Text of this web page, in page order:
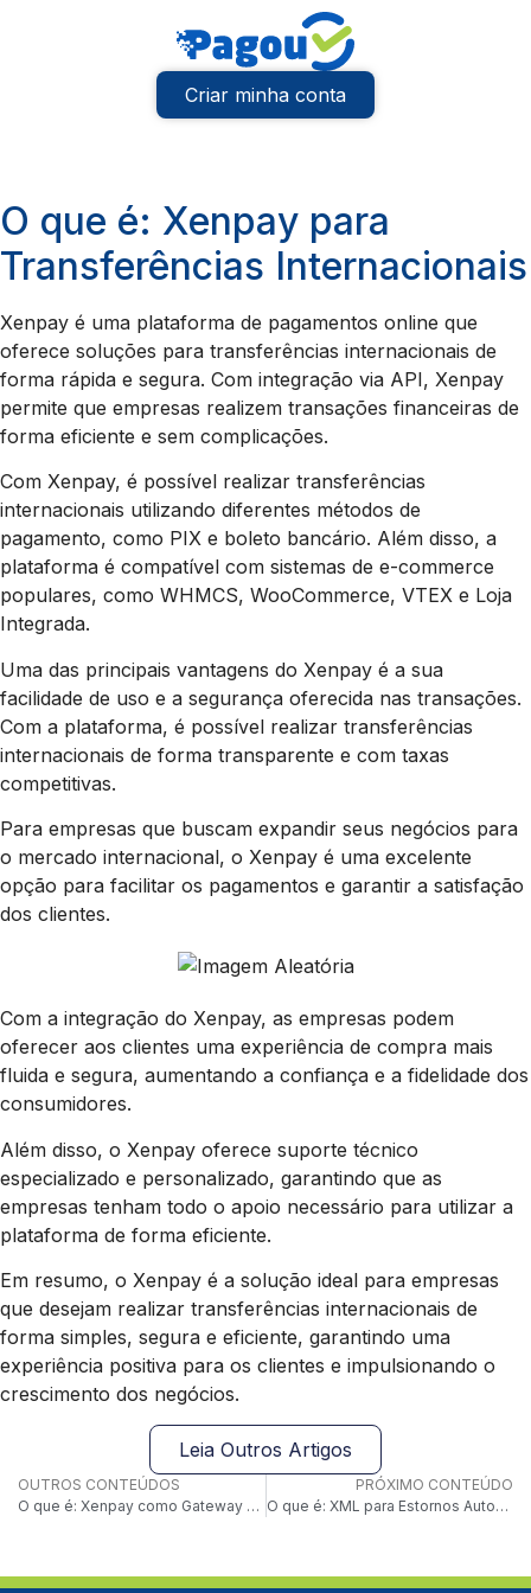
Criar minha conta
O que é: Xenpay para
Transferências Internacionais
Xenpay é uma plataforma de pagamentos online que
oferece soluções para transferências internacionais de
forma rápida e segura. Com integração via API, Xenpay
permite que empresas realizem transações financeiras de
forma eficiente e sem complicações.
Com Xenpay, é possível realizar transferências
internacionais utilizando diferentes métodos de
pagamento, como PIX e boleto bancário. Além disso, a
plataforma é compatível com sistemas de e-commerce
populares, como WHMCS, WooCommerce, VTEX e Loja
Integrada.
Uma das principais vantagens do Xenpay é a sua
facilidade de uso e a segurança oferecida nas transações.
Com a plataforma, é possível realizar transferências
internacionais de forma transparente e com taxas
competitivas.
Para empresas que buscam expandir seus negócios para
o mercado internacional, o Xenpay é uma excelente
opção para facilitar os pagamentos e garantir a satisfação
dos clientes.
Com a integração do Xenpay, as empresas podem
oferecer aos clientes uma experiência de compra mais
fluida e segura, aumentando a confiança e a fidelidade dos
consumidores.
Além disso, o Xenpay oferece suporte técnico
especializado e personalizado, garantindo que as
empresas tenham todo o apoio necessário para utilizar a
plataforma de forma eficiente.
Em resumo, o Xenpay é a solução ideal para empresas
que desejam realizar transferências internacionais de
forma simples, segura e eficiente, garantindo uma
experiência positiva para os clientes e impulsionando o
crescimento dos negócios.
Leia Outros Artigos
OUTROS CONTEÚDOS
O que é: Xenpay como Gateway Multimoeda
PRÓXIMO CONTEÚDO
O que é: XML para Estornos Automatizados